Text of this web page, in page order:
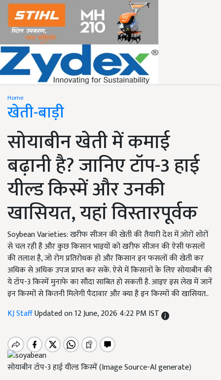
Home
खेती-बाड़ी
सोयाबीन खेती में कमाई
बढ़ानी है? जानिए टॉप-3 हाई
यील्ड किस्में और उनकी
खासियत, यहां विस्तारपूर्वक
Soybean Varieties: खरीफ सीजन की खेती की तैयारी देश में ज़ोरों शोरों
से चल रही है और कुछ किसान भाइयों को खरीफ सीजन की ऐसी फसलों
की तलाश है, जो रोग प्रतिरोधक हो और किसान इन फसलों की खेती कर
अधिक से अधिक उपज प्राप्त कर सकें. ऐसे में किसानों के लिए सोयाबीन की
ये टॉप-3 किस्में मुनाफे का सौदा साबित हो सकती है. आइए इस लेख में जानें
इन किस्मों से कितनी मिलेगी पैदावार और क्या है इन किस्मों की खासियत..
KJ StaffUpdated on 12 June, 2026 4:22 PM IST
सोयाबीन टॉप-3 हाई यील्ड किस्में (Image Source-AI generate)